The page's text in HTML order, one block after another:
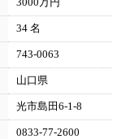
3000万円
34 名
743-0063
山口県
光市島田6-1-8
0833-77-2600